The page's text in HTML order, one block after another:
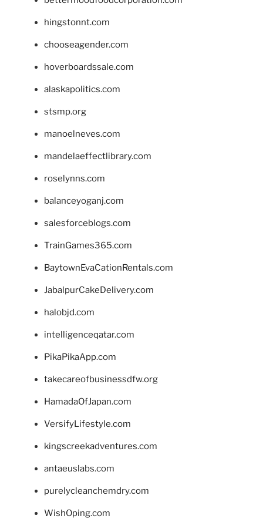
hingstonnt.com
chooseagender.com
hoverboardssale.com
alaskapolitics.com
stsmp.org
manoelneves.com
mandelaeffectlibrary.com
roselynns.com
balanceyoganj.com
salesforceblogs.com
TrainGames365.com
BaytownEvaCationRentals.com
JabalpurCakeDelivery.com
halobjd.com
intelligenceqatar.com
PikaPikaApp.com
takecareofbusinessdfw.org
HamadaOfJapan.com
VersifyLifestyle.com
kingscreekadventures.com
antaeuslabs.com
purelycleanchemdry.com
WishOping.com